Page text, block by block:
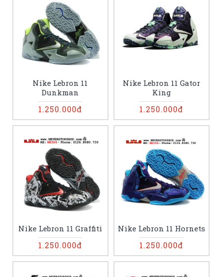
Nike Lebron 11
Dunkman
1.250.000đ
Nike Lebron 11 Gator
King
1.250.000đ
Nike Lebron 11 Graffiti
1.250.000đ
Nike Lebron 11 Hornets
1.250.000đ